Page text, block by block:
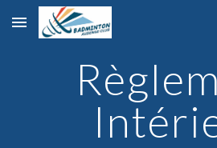
Skip to main content